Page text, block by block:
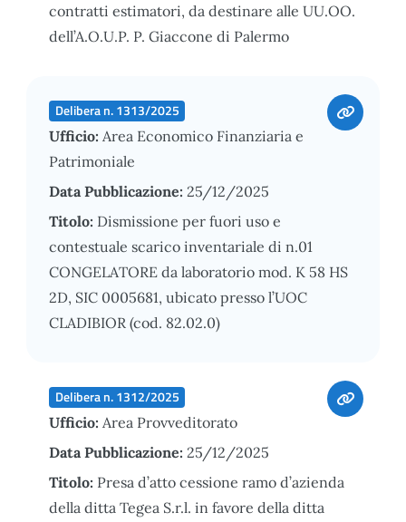
contratti estimatori, da destinare alle UU.OO.
dell’A.O.U.P. P. Giaccone di Palermo
Delibera n. 1313/2025
Ufficio: Area Economico Finanziaria e
Patrimoniale
Data Pubblicazione: 25/12/2025
Titolo: Dismissione per fuori uso e
contestuale scarico inventariale di n.01
CONGELATORE da laboratorio mod. K 58 HS
2D, SIC 0005681, ubicato presso l’UOC
CLADIBIOR (cod. 82.02.0)
Delibera n. 1312/2025
Ufficio: Area Provveditorato
Data Pubblicazione: 25/12/2025
Titolo: Presa d’atto cessione ramo d’azienda
della ditta Tegea S.r.l. in favore della ditta